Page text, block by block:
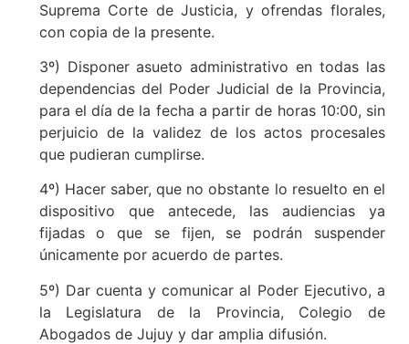
Suprema Corte de Justicia, y ofrendas florales,
con copia de la presente.
3º) Disponer asueto administrativo en todas las
dependencias del Poder Judicial de la Provincia,
para el día de la fecha a partir de horas 10:00, sin
perjuicio de la validez de los actos procesales
que pudieran cumplirse.
4º) Hacer saber, que no obstante lo resuelto en el
dispositivo que antecede, las audiencias ya
fijadas o que se fijen, se podrán suspender
únicamente por acuerdo de partes.
5º) Dar cuenta y comunicar al Poder Ejecutivo, a
la Legislatura de la Provincia, Colegio de
Abogados de Jujuy y dar amplia difusión.